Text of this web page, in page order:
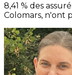
8,41 % des
Colomars, n'ont